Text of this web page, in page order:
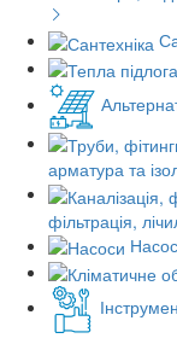
арматура та
фільтрація,